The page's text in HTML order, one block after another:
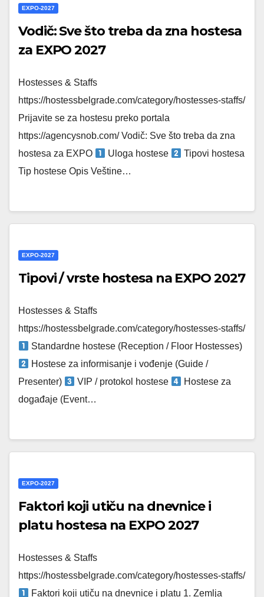
EXPO-2027
Vodič: Sve što treba da zna hostesa
za EXPO 2027
Hostesses & Staffs
https://hostessbelgrade.com/category/hostesses-staffs/
Prijavite se za hostesu preko portala
https://agencysnob.com/ Vodič: Sve što treba da zna
hostesa za EXPO
Uloga hostese
Tipovi hostesa
Tip hostese Opis Veštine…
EXPO-2027
Tipovi / vrste hostesa na EXPO 2027
Hostesses & Staffs
https://hostessbelgrade.com/category/hostesses-staffs/
Standardne hostese (Reception / Floor Hostesses)
Hostese za informisanje i vođenje (Guide /
Presenter)
VIP / protokol hostese
Hostese za
događaje (Event…
EXPO-2027
Faktori koji utiču na dnevnice i
platu hostesa na EXPO 2027
Hostesses & Staffs
https://hostessbelgrade.com/category/hostesses-staffs/
Faktori koji utiču na dnevnice i platu 1. Zemlja